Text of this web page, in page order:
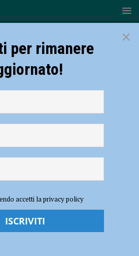
così poco interesse? La Voce dei
perché c’è così poco
×
per rimanere
accetti la privacy policy